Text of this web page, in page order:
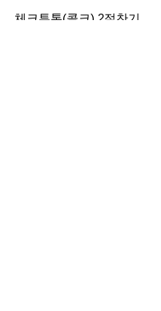
체크투톤(콜크) 2절찬기